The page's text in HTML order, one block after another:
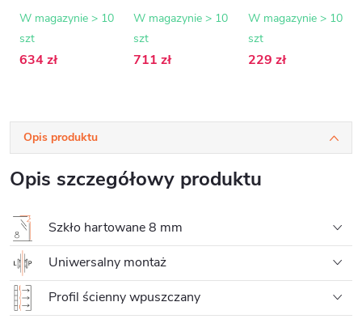
szkło
100x200 cm
W magazynie > 10
szt
634 zł
szkło
120x200 cm
W magazynie > 10
szt
711 zł
typu walk-in - 8
cm
W magazynie > 10
szt
229 zł
Opis produktu
Opis szczegółowy produktu
Szkło hartowane 8 mm
Uniwersalny montaż
Profil ścienny wpuszczany